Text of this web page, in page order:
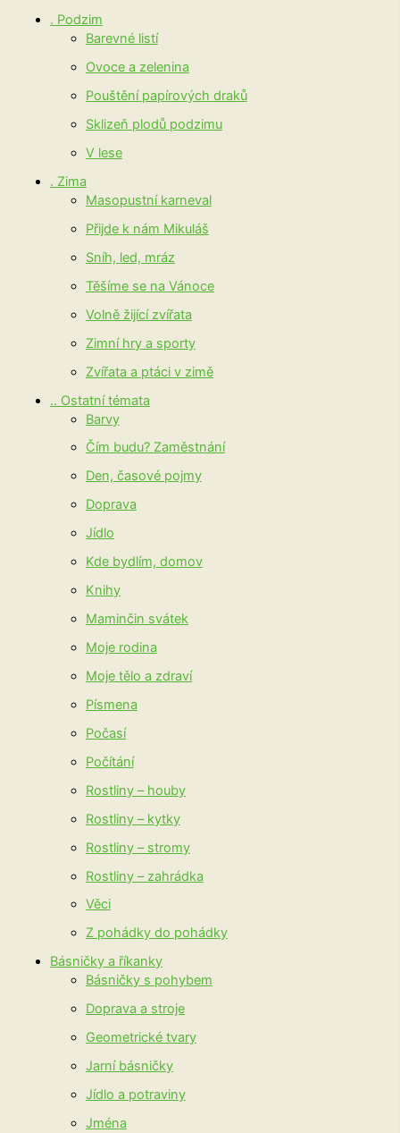
. Podzim
Barevné listí
Ovoce a zelenina
Pouštění papírových draků
Sklizeň plodů podzimu
V lese
. Zima
Masopustní karneval
Přijde k nám Mikuláš
Sníh, led, mráz
Těšíme se na Vánoce
Volně žijící zvířata
Zimní hry a sporty
Zvířata a ptáci v zimě
.. Ostatní témata
Barvy
Čím budu? Zaměstnání
Den, časové pojmy
Doprava
Jídlo
Kde bydlím, domov
Knihy
Maminčin svátek
Moje rodina
Moje tělo a zdraví
Písmena
Počasí
Počítání
Rostliny – houby
Rostliny – kytky
Rostliny – stromy
Rostliny – zahrádka
Věci
Z pohádky do pohádky
Básničky a říkanky
Básničky s pohybem
Doprava a stroje
Geometrické tvary
Jarní básničky
Jídlo a potraviny
Jména